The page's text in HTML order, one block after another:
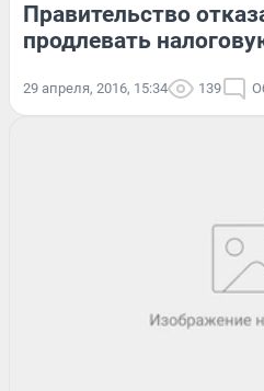
Правительство
продлевать
29 апреля, 2016, 15:34 139